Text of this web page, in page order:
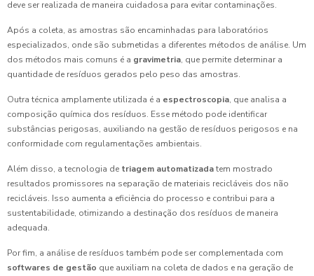
deve ser realizada de maneira cuidadosa para evitar contaminações.
Após a coleta, as amostras são encaminhadas para laboratórios
especializados, onde são submetidas a diferentes métodos de análise. Um
dos métodos mais comuns é a gravimetria, que permite determinar a
quantidade de resíduos gerados pelo peso das amostras.
Outra técnica amplamente utilizada é a espectroscopia, que analisa a
composição química dos resíduos. Esse método pode identificar
substâncias perigosas, auxiliando na gestão de resíduos perigosos e na
conformidade com regulamentações ambientais.
Além disso, a tecnologia de triagem automatizadatem mostrado
resultados promissores na separação de materiais recicláveis dos não
recicláveis. Isso aumenta a eficiência do processo e contribui para a
sustentabilidade, otimizando a destinação dos resíduos de maneira
adequada.
Por fim, a análise de resíduos também pode ser complementada com
softwares de gestão que auxiliam na coleta de dados e na geração de